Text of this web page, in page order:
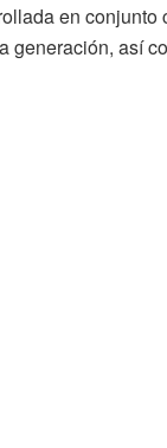
en conjunto
generación, así